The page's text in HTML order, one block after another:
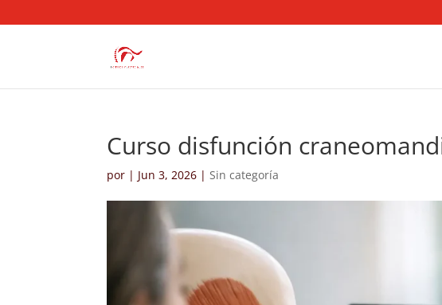
Curso disfunción
por | Jun 3, 2026 |Sin categoría